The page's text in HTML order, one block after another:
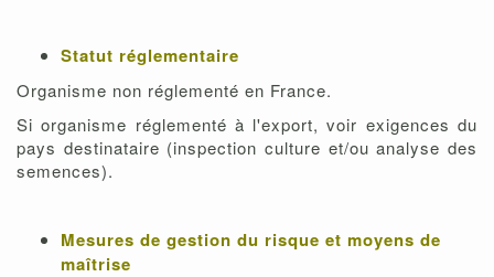
Statut réglementaire
Organisme non réglementé en France.
Si organisme réglementé à l'export, voir exigences du
pays destinataire (inspection culture et/ou analyse des
semences).
Mesures de gestion du risque et moyens de
maîtrise